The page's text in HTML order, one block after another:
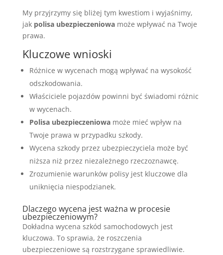
My przyjrzymy się bliżej tym kwestiom i wyjaśnimy,
jak polisa ubezpieczeniowamoże wpływać na Twoje
prawa.
Kluczowe wnioski
Różnice w wycenach mogą wpływać na wysokość
odszkodowania.
Właściciele pojazdów powinni być świadomi różnic
w wycenach.
Polisa ubezpieczeniowamoże mieć wpływ na
Twoje prawa w przypadku szkody.
Wycena szkody przez ubezpieczyciela może być
niższa niż przez niezależnego rzeczoznawcę.
Zrozumienie warunków polisy jest kluczowe dla
uniknięcia niespodzianek.
Dlaczego wycena jest ważna w procesie
ubezpieczeniowym?
Dokładna wycena szkód samochodowych jest
kluczowa. To sprawia, że roszczenia
ubezpieczeniowe są rozstrzygane sprawiedliwie.